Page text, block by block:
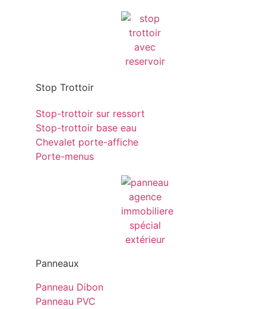
Stop Trottoir
Stop-trottoir sur ressort
Stop-trottoir base eau
Chevalet porte-affiche
Porte-menus
Panneaux
Panneau Dibon
Panneau PVC